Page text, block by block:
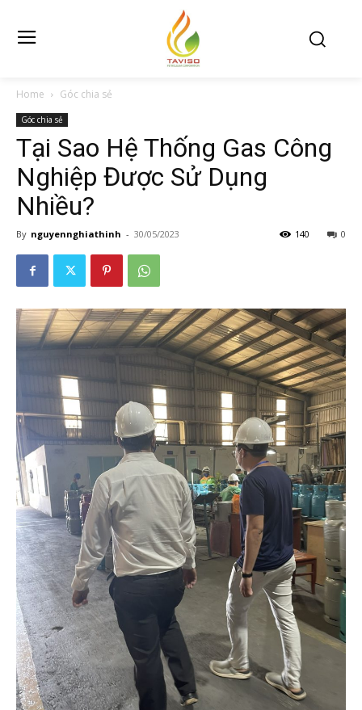
Home Góc chia sẻ
Góc chia sẻ
Tại Sao Hệ Thống Gas Công
Nghiệp Được Sử Dụng
Nhiều?
By nguyennghiathinh - 30/05/2023 0
140